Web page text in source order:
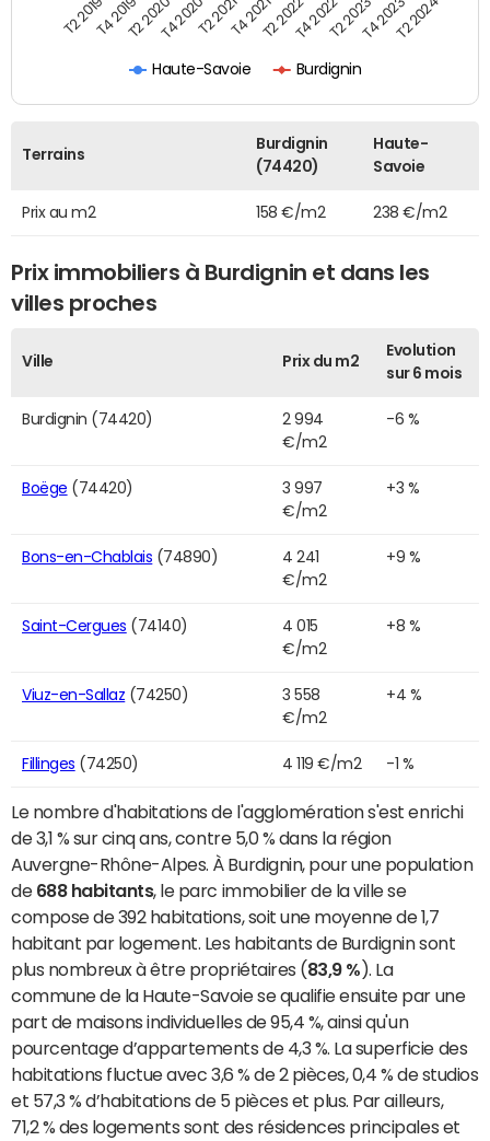
Haute-Savoie Burdignin
T2 2019T4 2019T2 2020T4 2020T2 2021T4 2021T2 2022T4 2022T2 2023T4 2023T2 2024
Terrains
Burdignin
(74420)
Haute-
Savoie
Prix au m2 158 €/m2 238 €/m2
Prix immobiliers à Burdignin et dans les
villes proches
Ville Prix du m2
Evolution
sur 6 mois
Burdignin (74420)
2 994
€/m2
-6 %
Boëge (74420)
3 997
€/m2
+3 %
Bons-en-Chablais (74890)
4 241
€/m2
+9 %
Saint-Cergues (74140)
4 015
€/m2
+8 %
Viuz-en-Sallaz (74250)
3 558
€/m2
+4 %
Fillinges (74250) 4 119 €/m2 -1 %
Le nombre d'habitations de l'agglomération s'est enrichi
de 3,1 % sur cinq ans, contre 5,0 % dans la région
Auvergne-Rhône-Alpes. À Burdignin, pour une population
de 688 habitants, le parc immobilier de la ville se
compose de 392 habitations, soit une moyenne de 1,7
habitant par logement. Les habitants de Burdignin sont
plus nombreux à être propriétaires (83,9 % ). La
commune de la Haute-Savoie se qualifie ensuite par une
part de maisons individuelles de 95,4 %, ainsi qu'un
pourcentage d’appartements de 4,3 %. La superficie des
habitations fluctue avec 3,6 % de 2 pièces, 0,4 % de studios
et 57,3 % d’habitations de 5 pièces et plus. Par ailleurs,
71,2 % des logements sont des résidences principales et